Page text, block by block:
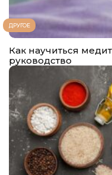
ДРУГОЕ
Как научиться
руководство